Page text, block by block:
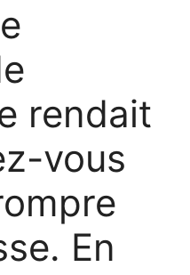
rendait
vous
En